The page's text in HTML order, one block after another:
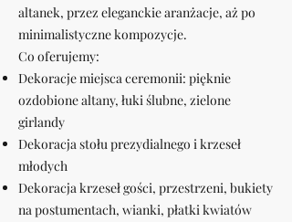
altanek, przez eleganckie aranżacje, aż po
minimalistyczne kompozycje.
Co oferujemy:
Dekoracje miejsca ceremonii: pięknie
ozdobione altany, łuki ślubne, zielone
girlandy
Dekoracja stołu prezydialnego i krzeseł
młodych
Dekoracja krzeseł gości, przestrzeni, bukiety
na postumentach, wianki, płatki kwiatów